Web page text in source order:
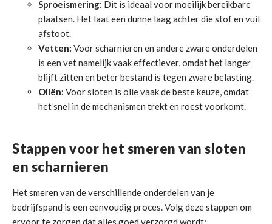
Sproeismering: Dit is ideaal voor moeilijk bereikbare
plaatsen. Het laat een dunne laag achter die stof en vuil
afstoot.
Vetten: Voor scharnieren en andere zware onderdelen
is een vet namelijk vaak effectiever, omdat het langer
blijft zitten en beter bestand is tegen zware belasting.
Oliën: Voor sloten is olie vaak de beste keuze, omdat
het snel in de mechanismen trekt en roest voorkomt.
Stappen voor het smeren van sloten
en scharnieren
Het smeren van de verschillende onderdelen van je
bedrijfspand is een eenvoudig proces. Volg deze stappen om
ervoor te zorgen dat alles goed verzorgd wordt: